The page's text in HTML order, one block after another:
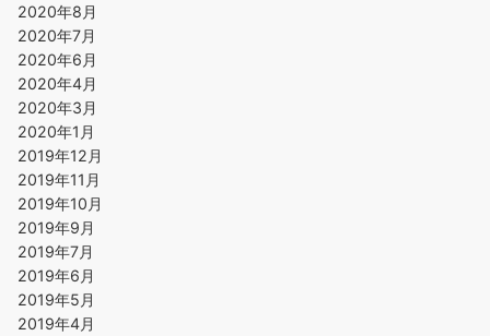
2020年8月
2020年7月
2020年6月
2020年4月
2020年3月
2020年1月
2019年12月
2019年11月
2019年10月
2019年9月
2019年7月
2019年6月
2019年5月
2019年4月